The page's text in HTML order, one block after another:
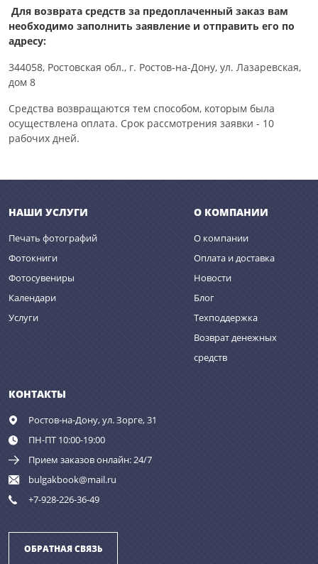
Для возврата средств за предоплаченный заказ вам
необходимо заполнить заявление и отправить его по
адресу:
344058, Ростовская обл., г. Ростов-на-Дону, ул. Лазаревская,
дом 8
Средства возвращаются тем способом, которым была
осуществлена оплата. Срок рассмотрения заявки - 10
рабочих дней.
НАШИ УСЛУГИ
Печать фотографий
Фотокниги
Фотосувениры
Календари
Услуги
О КОМПАНИИ
О компании
Оплата и доставка
Новости
Блог
Техподдержка
Возврат денежных
средств
КОНТАКТЫ
Ростов-на-Дону,ул. Зорге, 31
ПН-ПТ 10:00-19:00
Прием заказов онлайн: 24/7
bulgakbook@mail.ru
+7-928-226-36-49
ОБРАТНАЯ СВЯЗЬ